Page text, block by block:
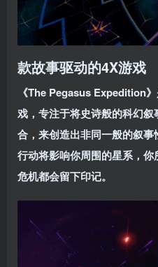
款故事驱动的4X游戏
《The Pegasus Expedition
戏，专注于将史诗般的科幻
合，来创造出非同一般的叙
行动将影响你周围的星系，
危机都会留下印记。